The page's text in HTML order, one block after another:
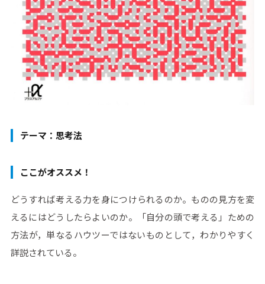
テーマ：思考法
ここがオススメ！
どうすれば考える力を身につけられるのか。ものの見方を変
えるにはどうしたらよいのか。「自分の頭で考える」ための
方法が，単なるハウツーではないものとして，わかりやすく
詳説されている。